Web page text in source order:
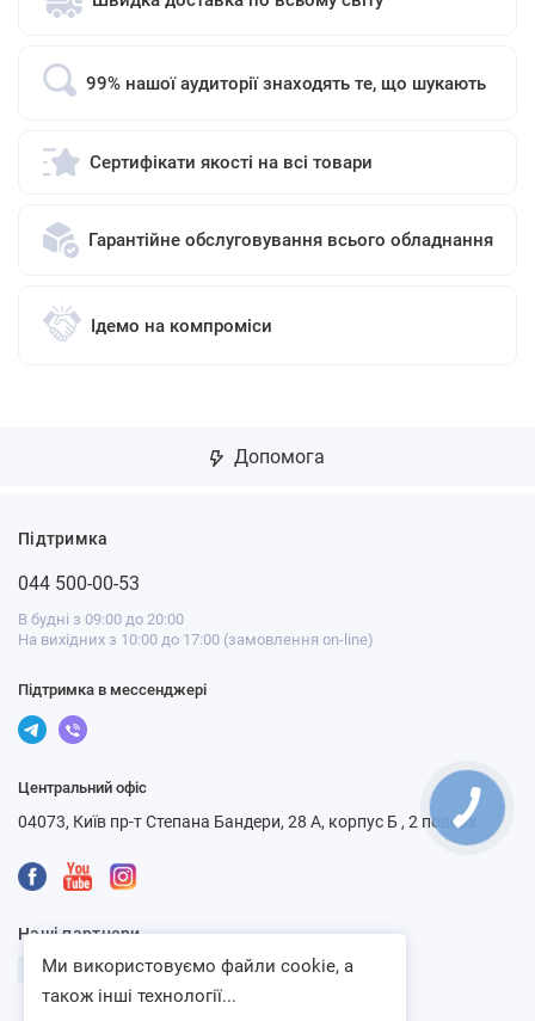
99% нашої аудиторії знаходять те, що шукають
Сертифікати якості на всі товари
Гарантійне обслуговування всього обладнання
Ідемо на компроміси
Допомога
Підтримка
044 500-00-53
В будні з 09:00 до 20:00
На вихідних з 10:00 до 17:00 (замовлення on-line)
Підтримка в мессенджері
Центральний офіс
04073, Київ пр-т Степана Бандери, 28 А, корпус Б , 2 поверх
Наші партнери
Ми використовуємо файли cookie, а
також інші технології...